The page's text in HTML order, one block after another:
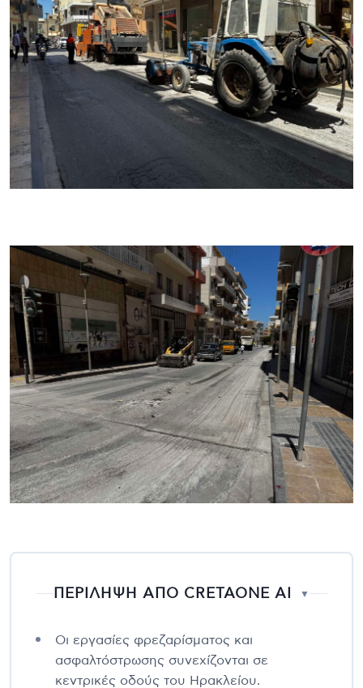
ΠΕΡΙΛΗΨΗ ΑΠΟ CRETAONE AI ▼
Οι εργασίες φρεζαρίσματος και
ασφαλτόστρωσης συνεχίζονται σε
κεντρικές οδούς του Ηρακλείου.